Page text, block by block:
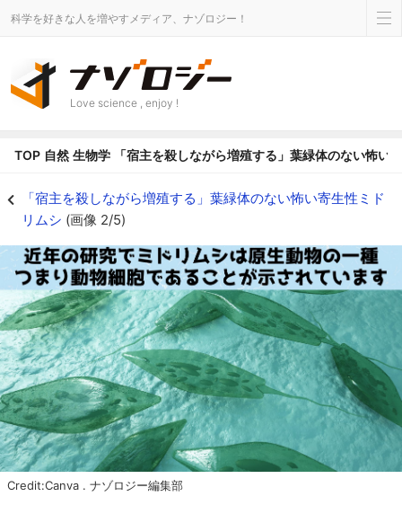
科学を好きな人を増やすメディア、ナゾロジー！
Love science , enjoy !
TOP 自然 生物学 「宿主を殺しながら増殖する」葉緑体のない怖い
「宿主を殺しながら増殖する」葉緑体のない怖い寄生性ミド
リムシ (画像 2/5)
Credit:Canva . ナゾロジー編集部